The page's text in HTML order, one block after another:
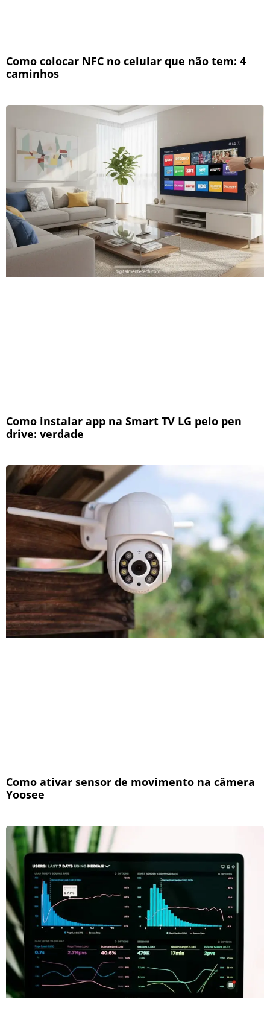
Como colocar NFC no celular que não tem: 4
caminhos
Como instalar app na Smart TV LG pelo pen
drive: verdade
Como ativar sensor de movimento na câmera
Yoosee